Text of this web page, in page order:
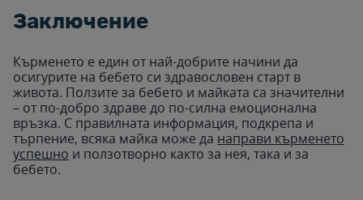
Заключение
Кърменето е един от най-добрите начини да
осигурите на бебето си здравословен старт в
живота. Ползите за бебето и майката са значителни
– от по-добро здраве до по-силна емоционална
връзка. С правилната информация, подкрепа и
търпение, всяка майка може да направи кърменето
успешно и ползотворно както за нея, така и за
бебето.